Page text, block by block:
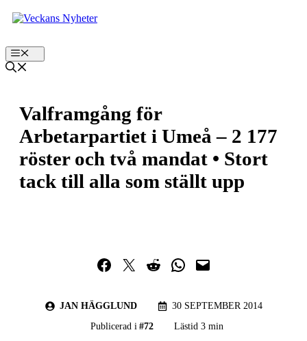
Hoppa
till
Meny
Valframgång för
Arbetarpartiet i Umeå – 2 177
röster och två mandat • Stort
tack till alla som ställt upp
Dela på Facebook
Dela på TwitterDela på RedditDela i WhatsApp
Maila en länk
JAN HÄGGLUND
30 SEPTEMBER 2014
Publicerad i #72 Lästid 3 min